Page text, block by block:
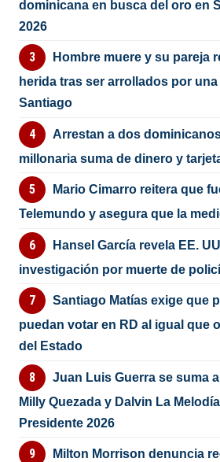
dominicana en busca del oro en
2026
Hombre muere y su pareja
herida tras ser arrollados por una
Santiago
Arrestan a dos
millonaria suma de dinero y
Mario Cimarro reitera que
Telemundo y asegura que la
Hansel García revela EE.
investigación por muerte de
Santiago Matías exige que
puedan votar en RD al igual que
del Estado
Juan Luis Guerra se suma
Milly Quezada y Dalvin La
Presidente 2026
Milton Morrison denuncia